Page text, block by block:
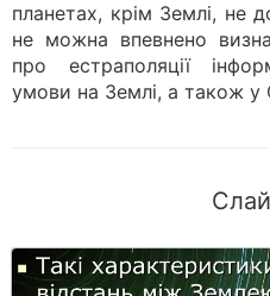
планетах, крім Землі, не
не можна впевнено
про естраполяції
умови на Землі, а також у